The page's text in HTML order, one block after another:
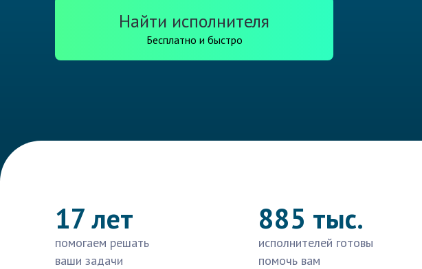
Найти исполнителя
Бесплатно и быстро
17 лет
помогаем решать
ваши задачи
885 тыс.
исполнителей готовы
помочь вам